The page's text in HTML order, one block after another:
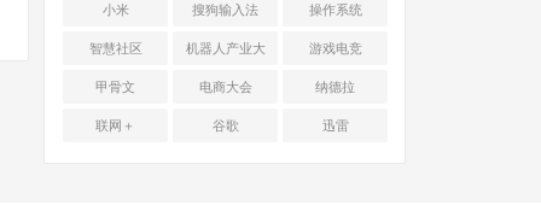
小米 搜狗输入法 操作系统
智慧社区 机器人产业大
会
游戏电竞
甲骨文 电商大会 纳德拉
联网＋ 谷歌 迅雷